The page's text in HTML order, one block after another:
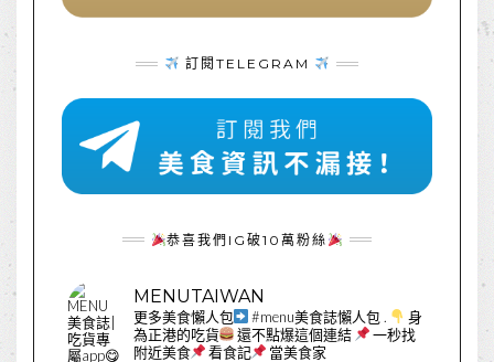
訂閱TELEGRAM
恭喜我們IG破10萬粉絲
MENUTAIWAN
更多美食懶人包 #menu美食誌懶人包 .
身
為正港的吃貨
還不點爆這個連結
一秒找
附近美食
看食記 當美食家